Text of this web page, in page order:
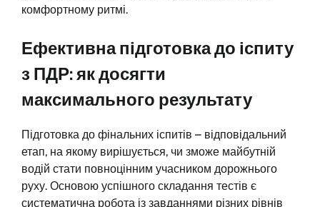
комфортному ритмі.
Ефективна підготовка до іспиту
з ПДР: як досягти
максимального результату
Підготовка до фінальних іспитів – відповідальний
етап, на якому вирішується, чи зможе майбутній
водій стати повноцінним учасником дорожнього
руху. Основою успішного складання тестів є
систематична робота із завданнями різних рівнів